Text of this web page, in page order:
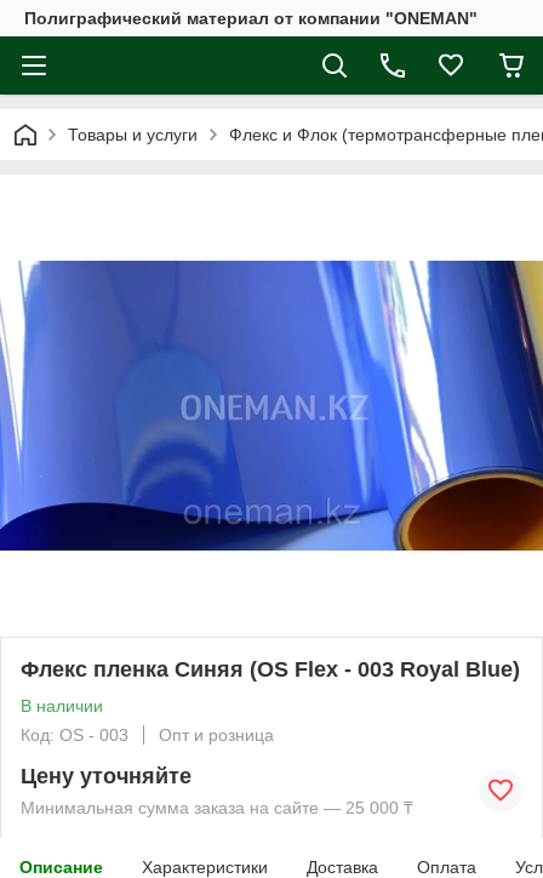
Полиграфический материал от компании "ONEMAN"
Товары и услуги Флекс и Флок (термотрансферные
Флекс пленка Синяя (OS Flex - 003 Royal Blue)
В наличии
Код: OS - 003
Опт и розница
Цену уточняйте
Минимальная сумма заказа на сайте — 25 000 ₸
Описание Характеристики Доставка Оплата